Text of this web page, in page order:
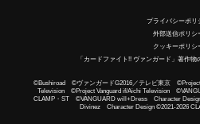
プライバシーポリ
外部送信ポリシ
クッキーポリシ
「カードファイト!! ヴァンガード」著作
©Bushiroad ©ヴァンガードG2016／テレビ東京 ©Project
Television ©Project Vanguard if/Aichi Television
CLAMP・ST ©VANGUARD will+Dress Character
Divinez Character Design ©2021-2026